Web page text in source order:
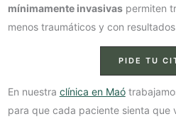
mínimamente invasivaspermiten
menos traumáticos y con
PIDE TU
En nuestra clínica en Maó
para que cada paciente sienta que